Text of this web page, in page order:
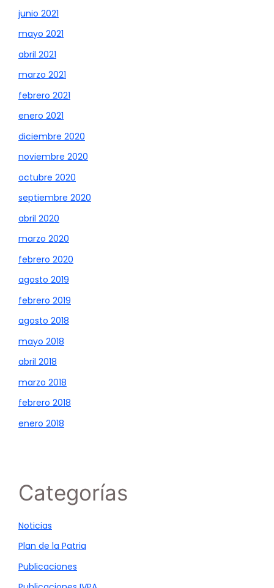
junio 2021
mayo 2021
abril 2021
marzo 2021
febrero 2021
enero 2021
diciembre 2020
noviembre 2020
octubre 2020
septiembre 2020
abril 2020
marzo 2020
febrero 2020
agosto 2019
febrero 2019
agosto 2018
mayo 2018
abril 2018
marzo 2018
febrero 2018
enero 2018
Categorías
Noticias
Plan de la Patria
Publicaciones